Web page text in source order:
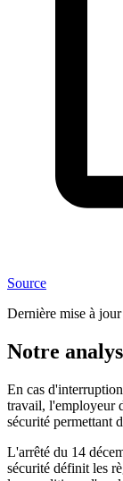
Source
Dernière mise à
Notre
En cas
travail, l'employeur
sécurité permettant
L'arrêté du 14
sécurité définit les